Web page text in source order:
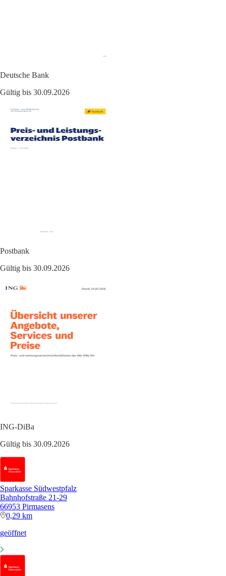
Deutsche Bank
Gültig bis 30.09.2026
Postbank
Gültig bis 30.09.2026
ING-DiBa
Gültig bis 30.09.2026
Sparkasse Südwestpfalz
Bahnhofstraße 21-29
66953 Pirmasens
0,29 km
geöffnet